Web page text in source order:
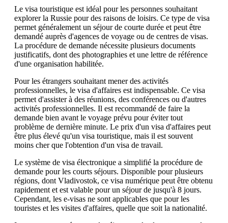
Le visa touristique est idéal pour les personnes souhaitant
explorer la Russie pour des raisons de loisirs. Ce type de visa
permet généralement un séjour de courte durée et peut être
demandé auprès d'agences de voyage ou de centres de visas.
La procédure de demande nécessite plusieurs documents
justificatifs, dont des photographies et une lettre de référence
d'une organisation habilitée.
Pour les étrangers souhaitant mener des activités
professionnelles, le visa d'affaires est indispensable. Ce visa
permet d'assister à des réunions, des conférences ou d'autres
activités professionnelles. Il est recommandé de faire la
demande bien avant le voyage prévu pour éviter tout
problème de dernière minute. Le prix d'un visa d'affaires peut
être plus élevé qu'un visa touristique, mais il est souvent
moins cher que l'obtention d'un visa de travail.
Le système de visa électronique a simplifié la procédure de
demande pour les courts séjours. Disponible pour plusieurs
régions, dont Vladivostok, ce visa numérique peut être obtenu
rapidement et est valable pour un séjour de jusqu'à 8 jours.
Cependant, les e-visas ne sont applicables que pour les
touristes et les visites d'affaires, quelle que soit la nationalité.